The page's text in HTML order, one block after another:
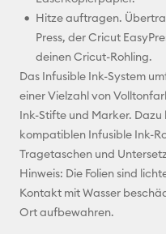
Hitze auftragen.
Press, der Cricut
deinen Cricut-Rohling.
Das Infusible Ink-System
einer Vielzahl von
Ink-Stifte und Marker.
kompatiblen Infusible Ink-
Tragetaschen und
Hinweis: Die Folien sind
Kontakt mit Wasser
Ort aufbewahren.